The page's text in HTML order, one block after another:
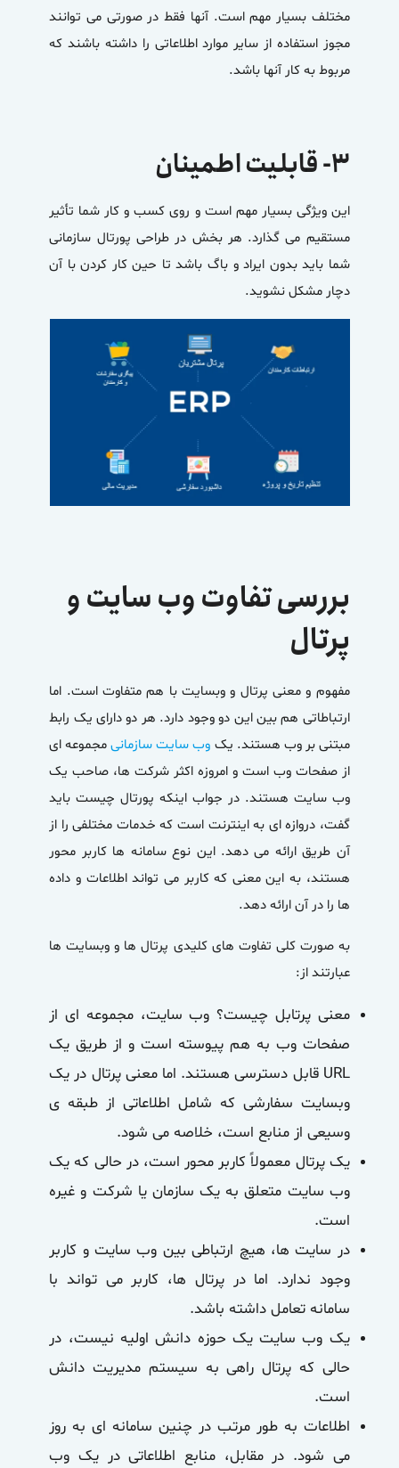
مختلف بسیار مهم است. آنها فقط در صورتی می توانند
مجوز استفاده از سایر موارد اطلاعاتی را داشته باشند که
مربوط به کار آنها باشد.
۳- قابلیت اطمینان
این ویژگی بسیار مهم است و روی کسب و کار شما تأثیر
مستقیم می گذارد. هر بخش در طراحی پورتال سازمانی
شما باید بدون ایراد و باگ باشد تا حین کار کردن با آن
دچار مشکل نشوید.
بررسی تفاوت وب سایت و
پرتال
مفهوم و معنی پرتال و وبسایت با هم متفاوت است. اما
ارتباطاتی هم بین این دو وجود دارد. هر دو دارای یک رابط
مبتنی بر وب هستند. یک وب سایت سازمانیمجموعه ای
از صفحات وب است و امروزه اکثر شرکت ها، صاحب یک
وب سایت هستند. در جواب اینکه پورتال چیست باید
گفت، دروازه ای به اینترنت است که خدمات مختلفی را از
آن طریق ارائه می دهد. این نوع سامانه ها کاربر محور
هستند، به این معنی که کاربر می تواند اطلاعات و داده
ها را در آن ارائه دهد.
به صورت کلی تفاوت های کلیدی پرتال ها و وبسایت ها
عبارتند از:
معنی پرتابل چیست؟ وب سایت، مجموعه ای از
صفحات وب به هم پیوسته است و از طریق یک
URL قابل دسترسی هستند. اما معنی پرتال در یک
وبسایت سفارشی که شامل اطلاعاتی از طبقه ی
وسیعی از منابع است، خلاصه می شود.
یک پرتال معمولاً کاربر محور است، در حالی که یک
وب سایت متعلق به یک سازمان یا شرکت و غیره
است.
در سایت ها، هیچ ارتباطی بین وب سایت و کاربر
وجود ندارد. اما در پرتال ها، کاربر می تواند با
سامانه تعامل داشته باشد.
یک وب سایت یک حوزه دانش اولیه نیست، در
حالی که پرتال راهی به سیستم مدیریت دانش
است.
اطلاعات به طور مرتب در چنین سامانه ای به روز
می شود. در مقابل، منابع اطلاعاتی در یک وب